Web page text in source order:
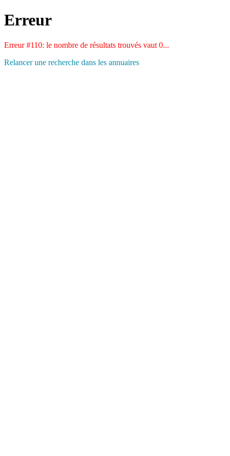
Erreur
Erreur #110: le nombre de résultats trouvés vaut 0...
Relancer une recherche dans les annuaires